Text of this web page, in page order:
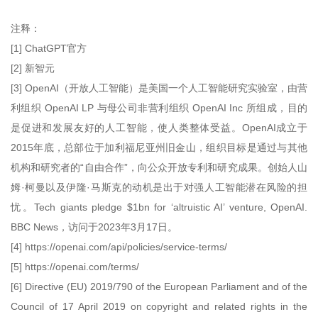
注释：
[1] ChatGPT官方
[2] 新智元
[3] OpenAI（开放人工智能）是美国一个人工智能研究实验室，由营
利组织 OpenAI LP 与母公司非营利组织 OpenAI Inc 所组成，目的
是促进和发展友好的人工智能，使人类整体受益。OpenAI成立于
2015年底，总部位于加利福尼亚州旧金山，组织目标是通过与其他
机构和研究者的“自由合作”，向公众开放专利和研究成果。创始人山
姆·柯曼以及伊隆·马斯克的动机是出于对强人工智能潜在风险的担
忧。Tech giants pledge $1bn for ‘altruistic AI’ venture, OpenAI.
BBC News，访问于2023年3月17日。
[4] https://openai.com/api/policies/service-terms/
[5] https://openai.com/terms/
[6] Directive (EU) 2019/790 of the European Parliament and of the
Council of 17 April 2019 on copyright and related rights in the